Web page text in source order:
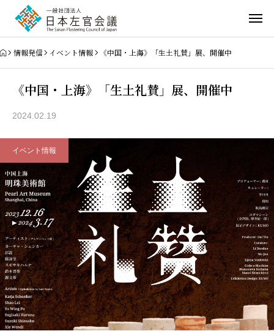
情報発信 イベント情報 《中国・上海》「生土礼賛」展、開催中
《中国・上海》「生土礼賛」展、開催中
2024.02.19
イベント情報